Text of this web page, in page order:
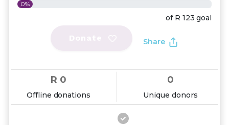
0%
of R 123 goal
Share
R 0
Offline donations
0
Unique donors